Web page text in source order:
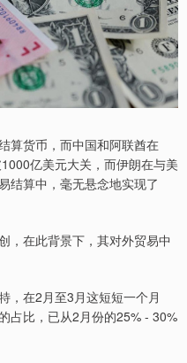
算货币，而中国和阿联酋在
亿美元大关，而伊朗在与美
结算中，毫无悬念地实现了
，在此背景下，其对外贸易中
，在2月至3月这短短一个月
占比，已从2月份的25% - 30%